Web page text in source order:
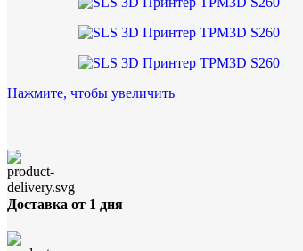
Нажмите, чтобы увеличить
Доставка от 1 дня